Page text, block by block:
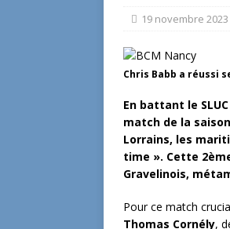
19 novembre 2023
Chris Babb a réussi
En battant le
match de la
Lorrains, les
time ». Cette
Gravelinois,
Pour ce match
Thomas Cornély,